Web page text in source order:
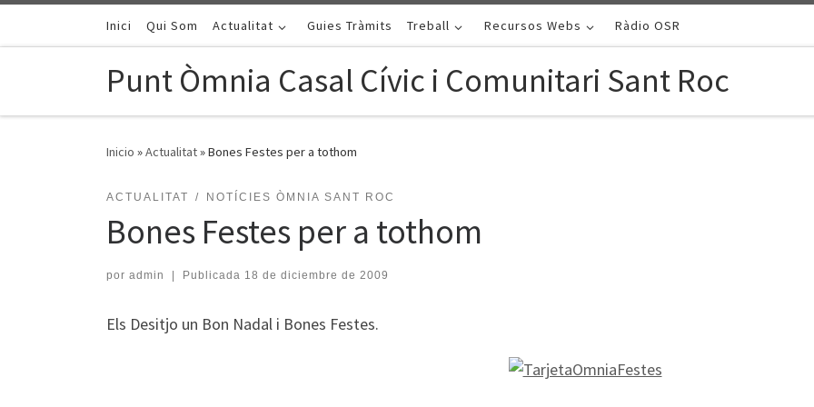
Saltar al contenido
Inici Qui Som Actualitat Guies Tràmits Treball Recursos Webs Ràdio OSR
Punt Òmnia Casal Cívic i Comunitari Sant Roc
Inicio »Actualitat»Bones Festes per a tothom
ACTUALITAT NOTÍCIES ÒMNIA SANT ROC
Bones Festes per a tothom
por admin Publicada 18 de diciembre de 2009
Els Desitjo un Bon Nadal i Bones Festes.